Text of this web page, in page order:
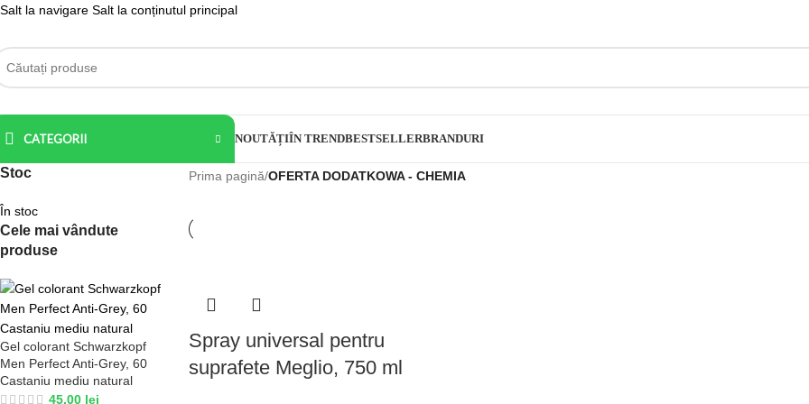
Salt la navigare Salt la conținutul principal
CATEGORII NOUTĂȚIÎN TRENDBESTSELLERBRANDURI
Stoc
În stoc
Cele mai vândute
produse
Gel colorant Schwarzkopf
Men Perfect Anti-Grey, 60
Castaniu mediu natural
45,00 lei
Prima pagină/OFERTA DODATKOWA - CHEMIA
Spray universal pentru
suprafete Meglio, 750 ml